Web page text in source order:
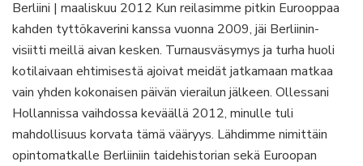
juhlin
vallatussa
taiteilijatalossa
Berliini | maaliskuu 2012 Kun reilasimme pitkin Eurooppaa
kahden tyttökaverini kanssa vuonna 2009, jäi Berliinin-
visiitti meillä aivan kesken. Turnausväsymys ja turha huoli
kotilaivaan ehtimisestä ajoivat meidät jatkamaan matkaa
vain yhden kokonaisen päivän vierailun jälkeen. Ollessani
Hollannissa vaihdossa keväällä 2012, minulle tuli
mahdollisuus korvata tämä vääryys. Lähdimme nimittäin
opintomatkalle Berliiniin taidehistorian sekä Euroopan